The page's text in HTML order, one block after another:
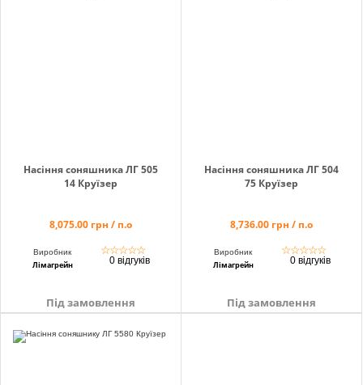
Насіння соняшника ЛГ 505
14 Круїзер
8,075.00 грн / п.о
Виробник
Лімагрейн
☆☆☆☆☆
0 відгуків
Під замовлення
Насіння соняшника ЛГ 504
75 Круїзер
8,736.00 грн / п.о
Виробник
Лімагрейн
☆☆☆☆☆
0 відгуків
Під замовлення